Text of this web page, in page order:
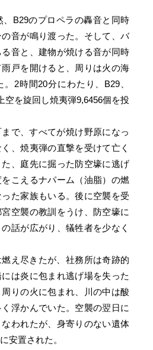
、B29のプロペラの轟音と同時
音が鳴り渡った。そして、バ
音と、建物が焼ける音が同時
戸を開けると、周りは火の海
2時間20分にわたり、B29、
空を旋回し焼夷弾9,6456個を投
で、すべてが焼け野原になっ
、焼夷弾の直撃を受けて亡く
、庭先に掘った防空壕に逃げ
こえるナパーム（油脂）の燃
た家族もいる。後に空襲を受
空襲の教訓をうけ、防空壕に
話が広がり、犠牲者を少なく
え尽きたが、社務所は奇跡的
は炎に包まれ逃げ場を失った
りの火に包まれ、川の中は酸
浮かんでいた。空襲の翌日に
われたが、身寄りのない遺体
安置された。